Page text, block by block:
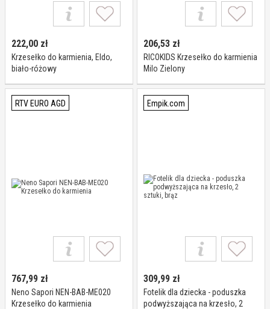
222,00 zł
Krzesełko do karmienia, Eldo,
biało-różowy
206,53 zł
RICOKIDS Krzesełko do karmienia
Milo Zielony
RTV EURO AGD
767,99 zł
Neno Sapori NEN-BAB-ME020
Krzesełko do karmienia
Empik.com
309,99 zł
Fotelik dla dziecka - poduszka
podwyższająca na krzesło, 2